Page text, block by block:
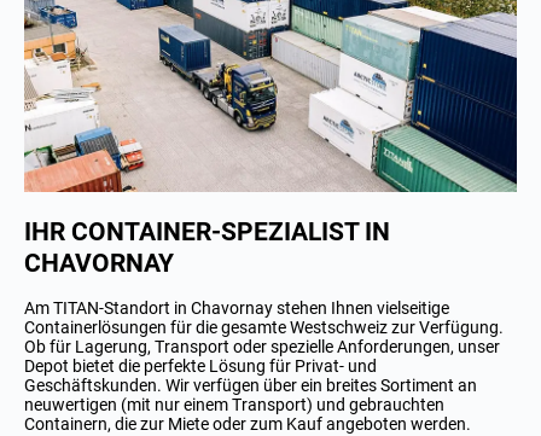
IHR CONTAINER-SPEZIALIST IN
CHAVORNAY
Am TITAN-Standort in Chavornay stehen Ihnen vielseitige
Containerlösungen für die gesamte Westschweiz zur Verfügung.
Ob für Lagerung, Transport oder spezielle Anforderungen, unser
Depot bietet die perfekte Lösung für Privat- und
Geschäftskunden. Wir verfügen über ein breites Sortiment an
neuwertigen (mit nur einem Transport) und gebrauchten
Containern, die zur Miete oder zum Kauf angeboten werden.